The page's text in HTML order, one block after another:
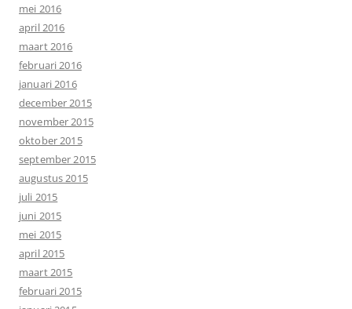
mei 2016
april 2016
maart 2016
februari 2016
januari 2016
december 2015
november 2015
oktober 2015
september 2015
augustus 2015
juli 2015
juni 2015
mei 2015
april 2015
maart 2015
februari 2015